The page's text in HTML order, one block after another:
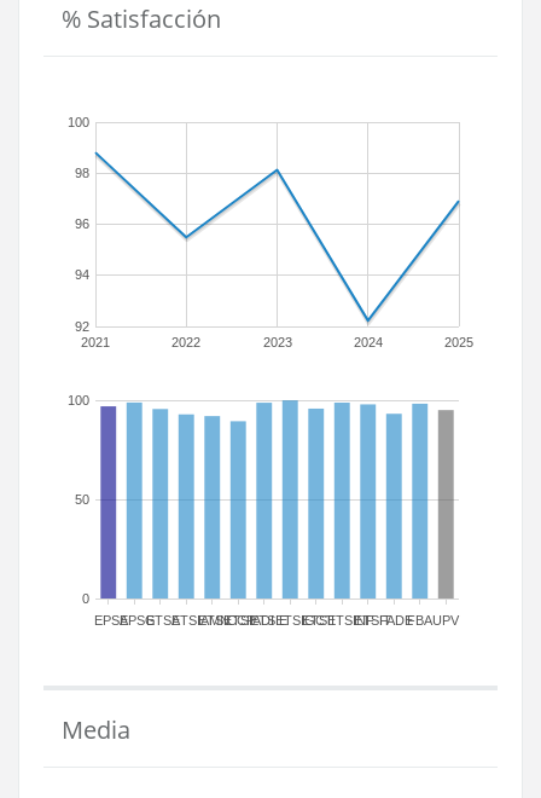
% Satisfacción
2021 2022 2023 2024 2025
92
94
96
98
100
EPSAEPSGETSAETSIAMN
ETSICCP
ETSIADI
ETSIEETSIGCT
ETSIIETSINFETSITFADEFBAUPV
0
50
100
Media